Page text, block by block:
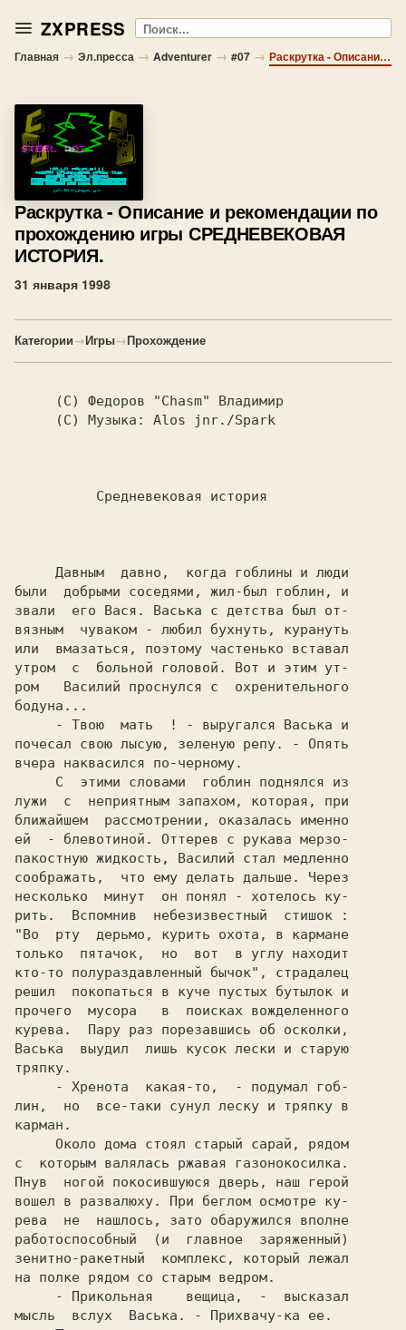
ZXPRESS Поиск
Главная → Эл.пресса → Adventurer → #07 → Раскрутка - Описание и рекомендации по прохождению игры СРЕДНЕВЕКОВАЯ ИСТОРИЯ.
Раскрутка- Описание и рекомендации по
прохождению игры СРЕДНЕВЕКОВАЯ
ИСТОРИЯ.
31 января 1998
Категории→Игры→Прохождение